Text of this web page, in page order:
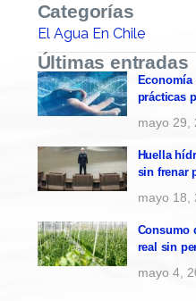
Categorías
El Agua En Chile
Últimas entradas
prácticas
mayo 29,
Huella
sin frenar
mayo 18,
Consumo
real sin
mayo 4,